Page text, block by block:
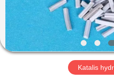
TENTANG
KAMI
TUR
Katalis